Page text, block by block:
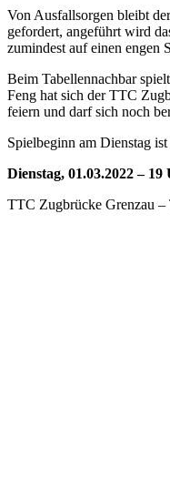
Von Ausfallsorgen bleibt
gefordert, angeführt wird
zumindest auf einen engen
Beim Tabellennachbar
Feng hat sich der TTC
feiern und darf sich noch
Spielbeginn am Dienstag
Dienstag, 01.03.2022 – 19
TTC Zugbrücke Grenzau